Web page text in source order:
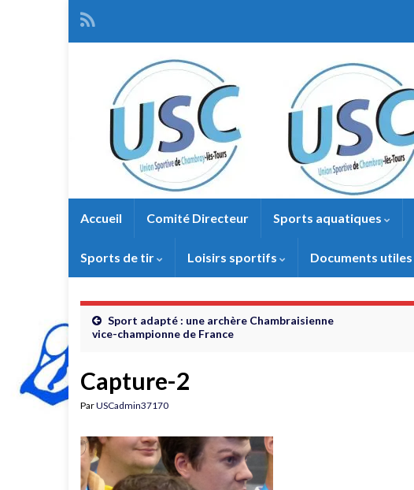
Accueil Comité Directeur Sports aquatiques
Sports de tir Loisirs sportifs Documents utiles
Sport adapté : une archère Chambraisienne
vice-championne de France
Capture-2
ParUSCadmin37170